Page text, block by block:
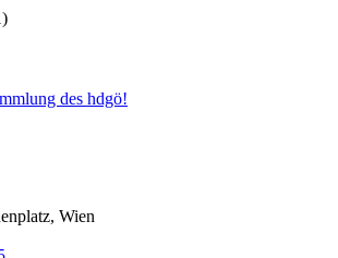
des hdgö!
Wien